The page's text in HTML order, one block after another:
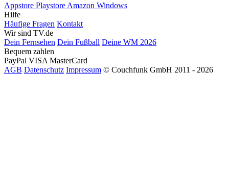
Appstore Playstore Amazon Windows
Hilfe
Häufige Fragen Kontakt
Wir sind TV.de
Dein Fernsehen Dein Fußball Deine WM 2026
Bequem zahlen
PayPal VISA MasterCard
AGB Datenschutz Impressum © Couchfunk GmbH 2011 - 2026